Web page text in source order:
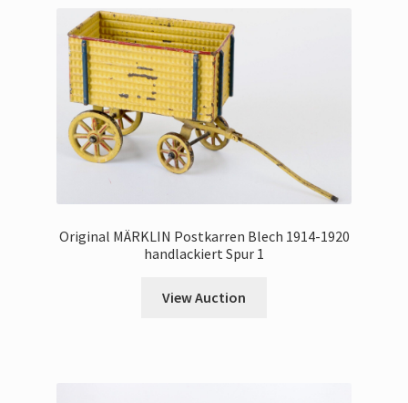
Original MÄRKLIN Postkarren Blech 1914-1920
handlackiert Spur 1
View Auction